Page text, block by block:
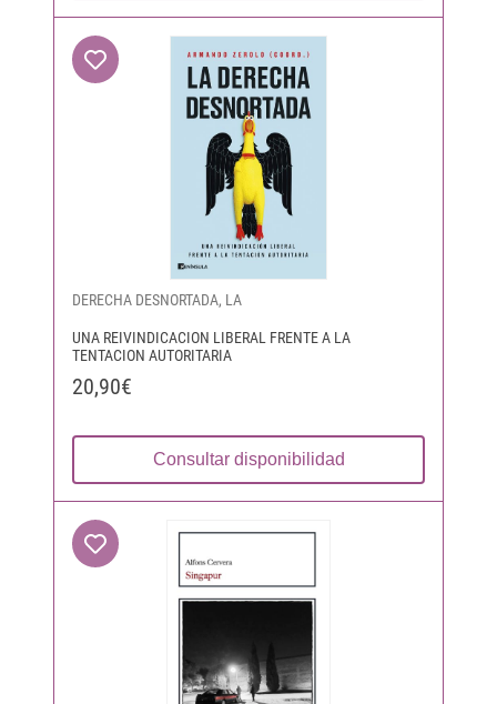
DERECHA DESNORTADA, LA
UNA REIVINDICACION LIBERAL FRENTE A LA
TENTACION AUTORITARIA
20,90€
Consultar disponibilidad